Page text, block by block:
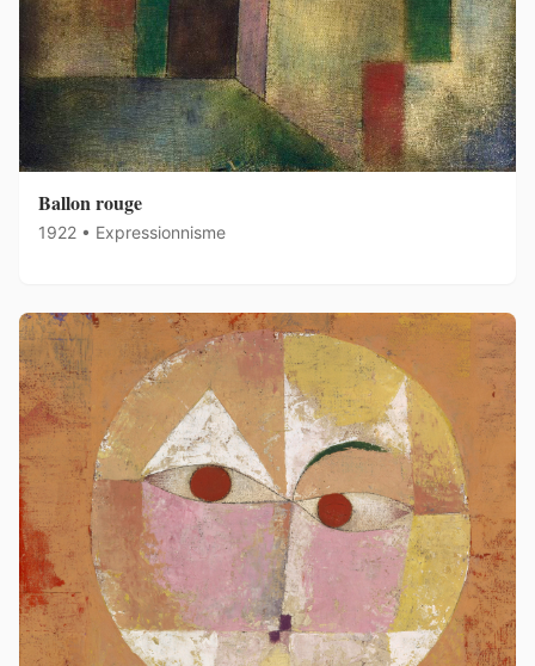
Ballon rouge
1922 • Expressionnisme